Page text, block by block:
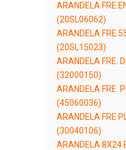
ARANDELA
(20SL06062)
ARANDELA
(20SL15023)
ARANDELA FRE.
(32000150)
ARANDELA FRE.
(45060036)
ARANDELA FRE
(30040106)
ARANDELA 8X24